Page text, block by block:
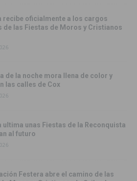
recibe oficialmente a los cargos
de las Fiestas de Moros y Cristianos
de la noche mora llena de color y
las calles de Cox
ultima unas Fiestas de la Reconquista
al futuro
Festera abre el camino de las